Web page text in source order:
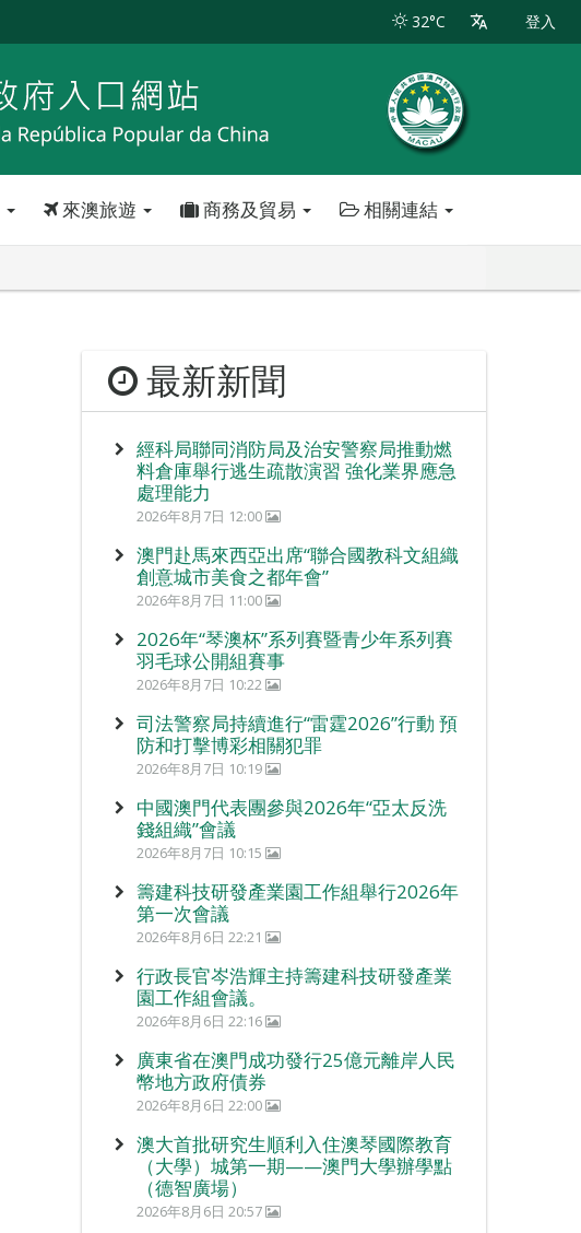
32°C 登入
來澳旅遊 商務及貿易 相關連結
最新新聞
經科局聯同消防局及治安警察局推動燃
料倉庫舉行逃生疏散演習 強化業界應急
處理能力
2026年8月7日 12:00
澳門赴馬來西亞出席“聯合國教科文組織
創意城市美食之都年會”
2026年8月7日 11:00
2026年“琴澳杯”系列賽暨青少年系列賽
羽毛球公開組賽事
2026年8月7日 10:22
司法警察局持續進行“雷霆2026”行動 預
防和打擊博彩相關犯罪
2026年8月7日 10:19
中國澳門代表團參與2026年“亞太反洗
錢組織”會議
2026年8月7日 10:15
籌建科技研發產業園工作組舉行2026年
第一次會議
2026年8月6日 22:21
行政長官岑浩輝主持籌建科技研發產業
園工作組會議。
2026年8月6日 22:16
廣東省在澳門成功發行25億元離岸人民
幣地方政府債券
2026年8月6日 22:00
澳大首批研究生順利入住澳琴國際教育
（大學）城第一期——澳門大學辦學點
（德智廣場）
2026年8月6日 20:57